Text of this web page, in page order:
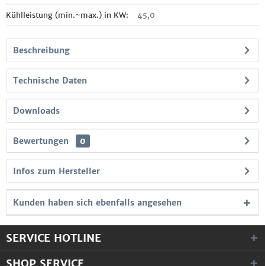
Kühlleistung (min.~max.) in KW: 45,0
Beschreibung
Technische Daten
Downloads
Bewertungen 0
Infos zum Hersteller
Kunden haben sich ebenfalls angesehen
SERVICE HOTLINE